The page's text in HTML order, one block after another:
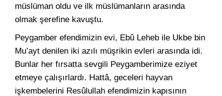
müslüman oldu ve ilk müslümanların arasında
olmak şerefine kavuştu.
Peygamber efendimizin evi, Ebû Leheb ile Ukbe bin
Mu’ayt denilen iki azılı müşrikin evleri arasında idi.
Bunlar her fırsatta sevgili Peygamberimize eziyet
etmeye çalışırlardı. Hattâ, geceleri hayvan
işkembelerini Resûlullah efendimizin kapısının